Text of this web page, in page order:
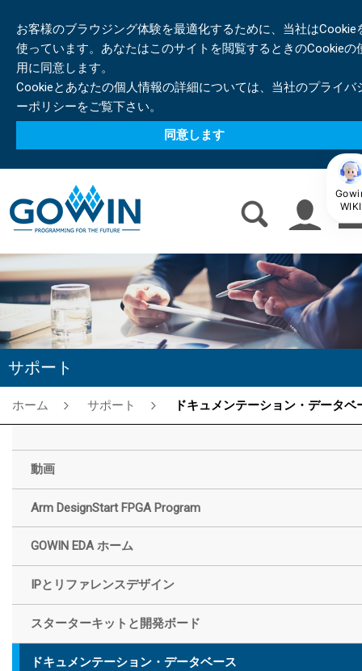
お客様のブラウジング体験を最適化するために、当社はCookie
使っています。あなたはこのサイトを閲覧するときのCookieの
用に同意します。
Cookieとあなたの個人情報の詳細については、当社のプライバ
ーポリシーをご覧下さい。
同意します
サポート
ホーム サポート ドキュメンテーション・データベー
動画
Arm DesignStart FPGA Program
GOWIN EDA ホーム
IPとリファレンスデザイン
スターターキットと開発ボード
ドキュメンテーション・データベース
WIKI